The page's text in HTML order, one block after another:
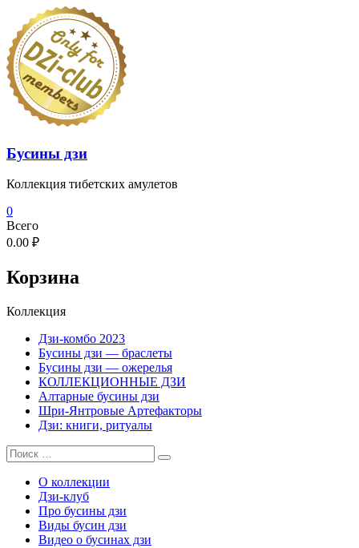
Перейти
содержимому
Бусины дзи
Коллекция тибетских амулетов
0
Всего
0.00 ₽
Корзина
Коллекция
Дзи-комбо 2023
Бусины дзи — браслеты
Бусины дзи — ожерелья
КОЛЛЕКЦИОННЫЕ ДЗИ
Алтарные бусины дзи
Шри-Янтровые Артефакторы
Дзи: книги, ритуалы
О коллекции
Дзи-клуб
Про бусины дзи
Виды бусин дзи
Видео о бусинах дзи